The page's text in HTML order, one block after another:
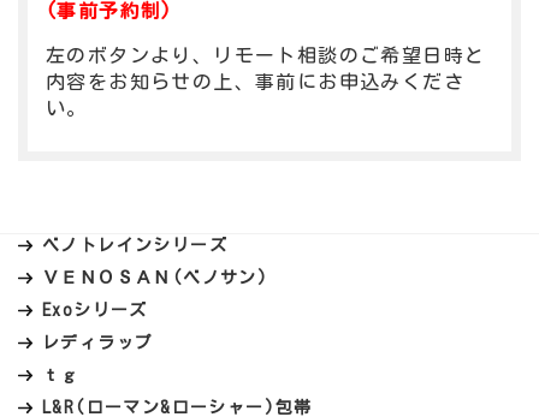
(事前予約制)
左のボタンより、リモート相談のご希望日時と
内容をお知らせの上、事前にお申込みくださ
い。
ベノトレインシリーズ
ＶＥＮＯＳＡＮ(ベノサン)
Exoシリーズ
レディラップ
ｔｇ
L&R(ローマン&ローシャー)包帯